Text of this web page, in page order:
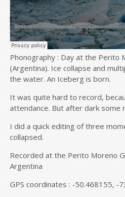
Phonography : Day at the Perito
(Argentina). Ice collapse and
the water. An Iceberg is born.
It was quite hard to record,
attendance. But after dark some
I did a quick editing of three
collapsed.
Recorded at the Perito Moreno
Argentina
GPS coordinates : -50.468155, -